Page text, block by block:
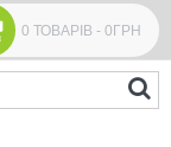
0 ТОВАРІВ - 0ГРН